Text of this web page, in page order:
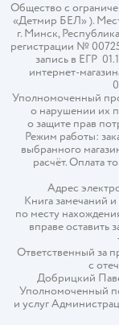
Общество с
«Детмир БЕЛ» ).
г. Минск,
регистрации №
запись в ЕГР
интернет-
Уполномоченный
о нарушении их
о защите прав
Режим работы:
выбранного
расчёт. Оплата
Адрес
Книга замечаний
по месту
вправе оставить
Ответственный за
с
Добрицкий
Уполномоченный
и услуг